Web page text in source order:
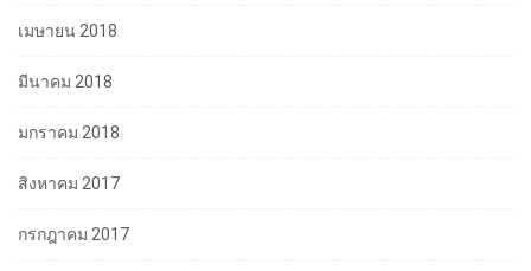
เมษายน 2018
มีนาคม 2018
มกราคม 2018
สิงหาคม 2017
กรกฎาคม 2017